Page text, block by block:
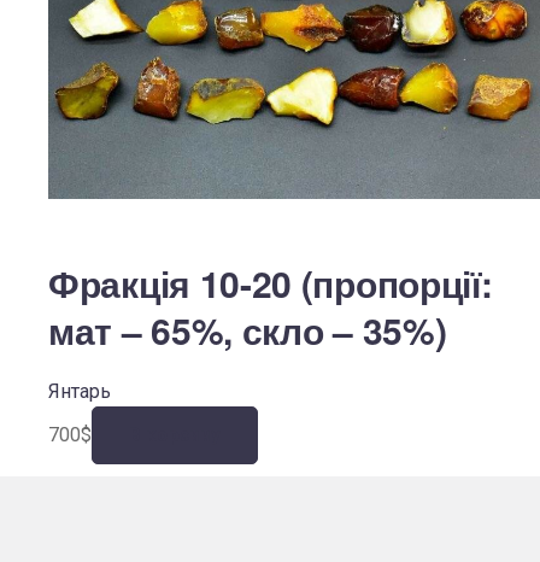
Фракція 10-20 (пропорції:
мат – 65%, скло – 35%)
Янтарь
700$